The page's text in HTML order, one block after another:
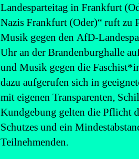
Landesparteitag in Frankfurt
Nazis Frankfurt (Oder)“ ruft zu
Musik gegen den AfD-
Uhr an der Brandenburghalle
und Musik gegen die
dazu aufgerufen sich in
mit eigenen Transparenten,
Kundgebung gelten die Pflicht
Schutzes und ein
Teilnehmenden.